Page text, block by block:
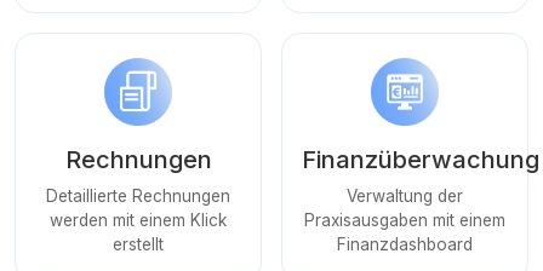
Rechnungen
Detaillierte Rechnungen
werden mit einem Klick
erstellt
Finanzüberwachung
Verwaltung der
Praxisausgaben mit einem
Finanzdashboard